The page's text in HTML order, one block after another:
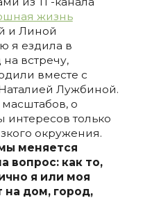
жизнь
и Линой
я ездила в
встречу,
вместе с
Лужбиной.
о
интересов только
окружения.
меняется
вопрос: как то,
я или моя
на дом, город,